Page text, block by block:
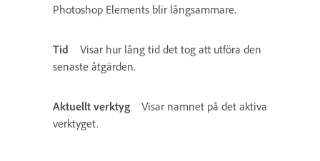
Photoshop Elements blir långsammare.
Tid
Visar hur lång tid det tog att utföra den
senaste åtgärden.
Aktuellt verktyg
Visar namnet på det aktiva
verktyget.